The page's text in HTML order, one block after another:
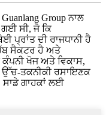
Group ਨਾਲ
ਗਈ ਸੀ, ਜੋ ਕਿ
ਪ੍ਰਾਂਤ ਦੀ ਰਾਜਧਾਨੀ ਹੈ
ਸੈਕਟਰ ਹੈ ਅਤੇ
ਖੋਜ ਅਤੇ ਵਿਕਾਸ,
ਤਕਨੀਕੀ ਰਸਾਇਣਕ
ਗਾਹਕਾਂ ਲਈ